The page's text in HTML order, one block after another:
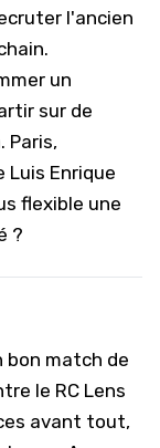
l'ancien
un
sur de
Paris,
Enrique
flexible une
?
bon match de
le RC Lens
avant tout,